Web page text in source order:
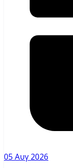
05 Αυγ 2026